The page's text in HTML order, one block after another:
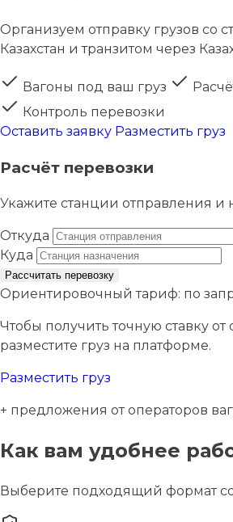
Организуем отправку грузов со
Казахстан и транзитом через
Вагоны под ваш груз
Контроль перевозки
Оставить заявку Разместить груз
Расчёт перевозки
Укажите станции отправления и
Откуда
Куда
Рассчитать перевозку
Ориентировочный тариф: по
Чтобы получить точную ставку от
разместите груз на платформе.
Разместить груз
+ предложения от операторов
Как вам удобнее
Выберите подходящий формат